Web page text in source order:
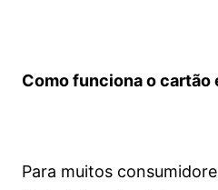
Como funciona o cartão
Para muitos